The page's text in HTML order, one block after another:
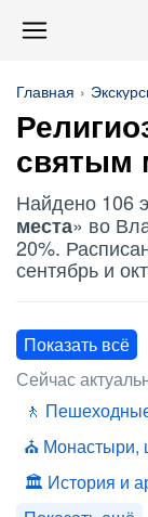
Главная
святым
Найдено 106
места» во
20%.
сентябрь и
Показать всё
Сейчас
Монастыри,
История и